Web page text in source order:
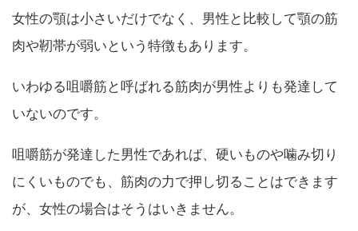
女性の顎は小さいだけでなく、男性と比較して顎の筋
肉や靭帯が弱いという特徴もあります。
いわゆる咀嚼筋と呼ばれる筋肉が男性よりも発達して
いないのです。
咀嚼筋が発達した男性であれば、硬いものや噛み切り
にくいものでも、筋肉の力で押し切ることはできます
が、女性の場合はそうはいきません。